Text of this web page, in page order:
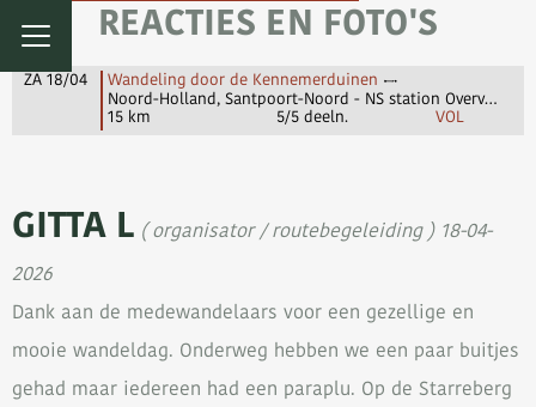
REACTIES EN FOTO'S
ZA 18/04 Wandeling door de Kennemerduinen
Noord-Holland, Santpoort-Noord - NS station Overveen
15 km 5/5 deeln. VOL
GITTA L ( organisator / routebegeleiding ) 18-04-
2026
Dank aan de medewandelaars voor een gezellige en
mooie wandeldag. Onderweg hebben we een paar buitjes
gehad maar iedereen had een paraplu. Op de Starreberg